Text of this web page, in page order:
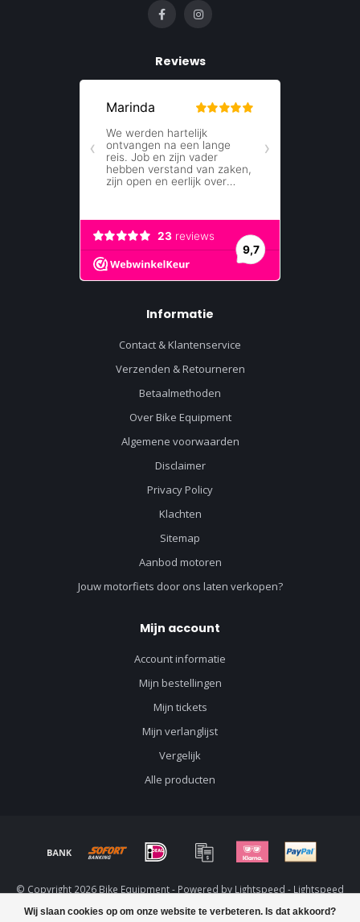
Wij slaan cookies op om onze website te verbeteren. Is dat akkoord?
Reviews
Informatie
Contact & Klantenservice
Verzenden & Retourneren
Betaalmethoden
Over Bike Equipment
Algemene voorwaarden
Disclaimer
Privacy Policy
Klachten
Sitemap
Aanbod motoren
Jouw motorfiets door ons laten verkopen?
Mijn account
Account informatie
Mijn bestellingen
Mijn tickets
Mijn verlanglijst
Vergelijk
Alle producten
© Copyright 2026 Bike Equipment - Powered by Lightspeed - Lightspeed
designbyDyvelopment